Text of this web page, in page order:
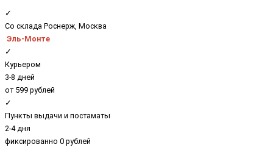
✓
Со склада Роснерж, Москва
Эль-Монте
✓
Курьером
3-8 дней
от 599 рублей
✓
Пункты выдачи и постаматы
2-4 дня
фиксированно 0 рублей